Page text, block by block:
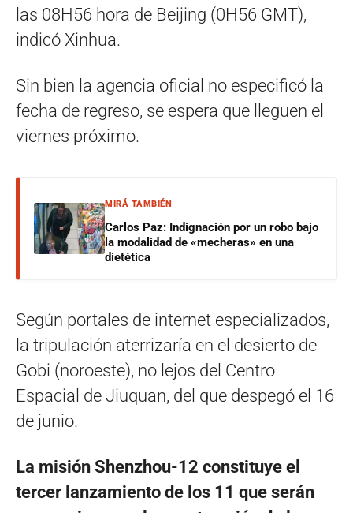
las 08H56 hora de Beijing (0H56 GMT),
indicó Xinhua.
Sin bien la agencia oficial no especificó la
fecha de regreso, se espera que lleguen el
viernes próximo.
MIRÁ TAMBIÉN
Carlos Paz: Indignación por un robo bajo
la modalidad de «mecheras» en una
dietética
Según portales de internet especializados,
la tripulación aterrizaría en el desierto de
Gobi (noroeste), no lejos del Centro
Espacial de Jiuquan, del que despegó el 16
de junio.
La misión Shenzhou-12 constituye el
tercer lanzamiento de los 11 que serán